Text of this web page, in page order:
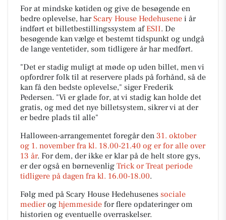
For at mindske køtiden og give de besøgende en
bedre oplevelse, harScary House Hedehusene i år
indført et billetbestillingssystem af ESII. De
besøgende kan vælge et bestemt tidspunkt og undgå
de lange ventetider, som tidligere år har medført.
"Det er stadig muligt at møde op uden billet, men vi
opfordrer folk til at reservere plads på forhånd, så de
kan få den bedste oplevelse," siger Frederik
Pedersen. "Vi er glade for, at vi stadig kan holde det
gratis, og med det nye billetsystem, sikrer vi at der
er bedre plads til alle"
Halloween-arrangementet foregår den 31. oktober
og 1. november fra kl. 18.00-21.40 og er for alle over
13 år. For dem, der ikke er klar på de helt store gys,
er der også en børnevenlig Trick or Treat periode
tidligere på dagen fra kl. 16.00-18.00.
Følg med på Scary House Hedehusenes sociale
medierog hjemmeside for flere opdateringer om
historien og eventuelle overraskelser.